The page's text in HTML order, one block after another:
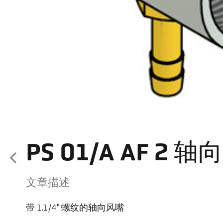
PS 01/A AF 2 轴
文章描述
带 1.1/4" 螺纹的轴向风嘴